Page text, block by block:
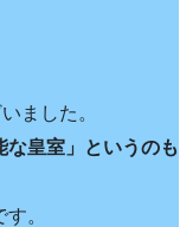
ました。
な皇室」というのも
。